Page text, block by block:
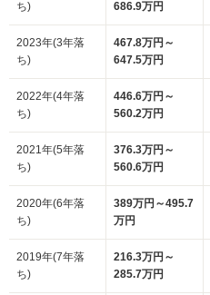
ち)
686.9万円
2023年(3年落
ち)
467.8万円～
647.5万円
2022年(4年落
ち)
446.6万円～
560.2万円
2021年(5年落
ち)
376.3万円～
560.6万円
2020年(6年落
ち)
389万円～495.7
万円
2019年(7年落
ち)
216.3万円～
285.7万円